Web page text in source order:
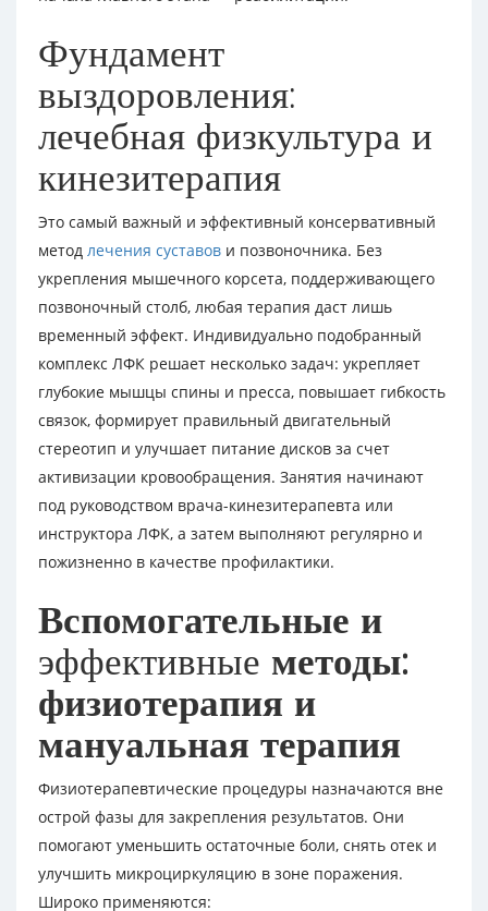
Фундамент
выздоровления:
лечебная физкультура и
кинезитерапия
Это самый важный и эффективный консервативный
метод лечения суставов и позвоночника. Без
укрепления мышечного корсета, поддерживающего
позвоночный столб, любая терапия даст лишь
временный эффект. Индивидуально подобранный
комплекс ЛФК решает несколько задач: укрепляет
глубокие мышцы спины и пресса, повышает гибкость
связок, формирует правильный двигательный
стереотип и улучшает питание дисков за счет
активизации кровообращения. Занятия начинают
под руководством врача-кинезитерапевта или
инструктора ЛФК, а затем выполняют регулярно и
пожизненно в качестве профилактики.
Вспомогательные и
эффективные методы:
физиотерапия и
мануальная терапия
Физиотерапевтические процедуры назначаются вне
острой фазы для закрепления результатов. Они
помогают уменьшить остаточные боли, снять отек и
улучшить микроциркуляцию в зоне поражения.
Широко применяются: